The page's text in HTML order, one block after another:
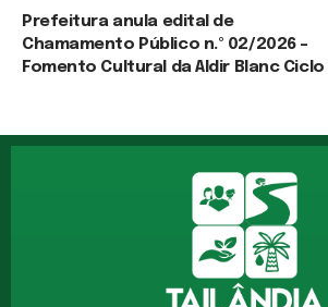
Prefeitura anula edital de
Chamamento Público n.º 02/2026 –
Fomento Cultural da Aldir Blanc Ciclo